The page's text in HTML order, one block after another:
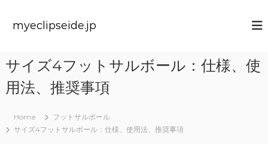
myeclipseide.jp
サイズ4フットサルボール：仕様、使
用法、推奨事項
Home
フットサルボール
サイズ4フットサルボール：仕様、使用法、推奨事項